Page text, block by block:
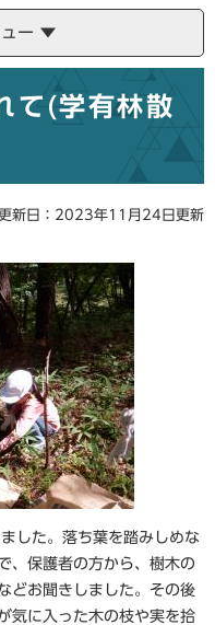
ー
て(学有林散
新日：2023年11月24日更新
した。落ち葉を踏みしめな
、保護者の方から、樹木の
どお聞きしました。その後
気に入った木の枝や実を拾